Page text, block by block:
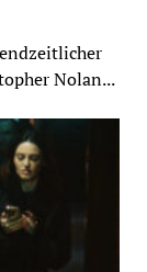
Nolan...